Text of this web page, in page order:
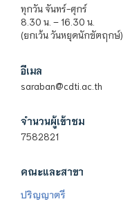
ทุกวัน จันทร์-ศุกร์
8.30 น. – 16.30 น.
(ยกเว้น วันหยุดนักขัตฤกษ์)
อีเมล
saraban@cdti.ac.th
จำนวนผู้เข้าชม
7582821
คณะและสาขา
ปริญญาตรี